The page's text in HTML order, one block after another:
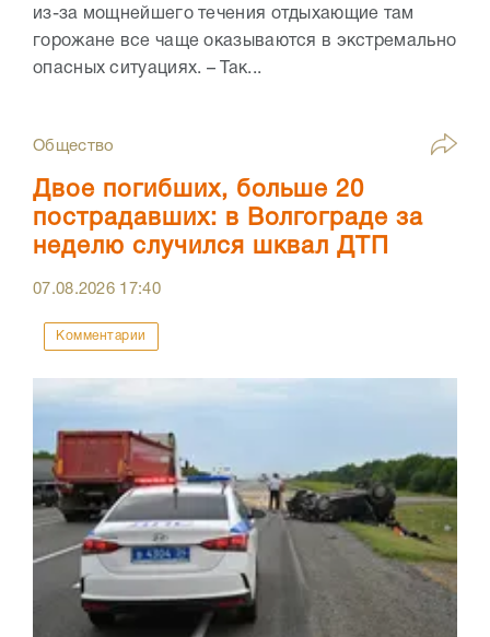
из-за мощнейшего течения отдыхающие там
горожане все чаще оказываются в экстремально
опасных ситуациях. – Так...
Общество
Двое погибших, больше 20
пострадавших: в Волгограде за
неделю случился шквал ДТП
07.08.2026 17:40
Комментарии